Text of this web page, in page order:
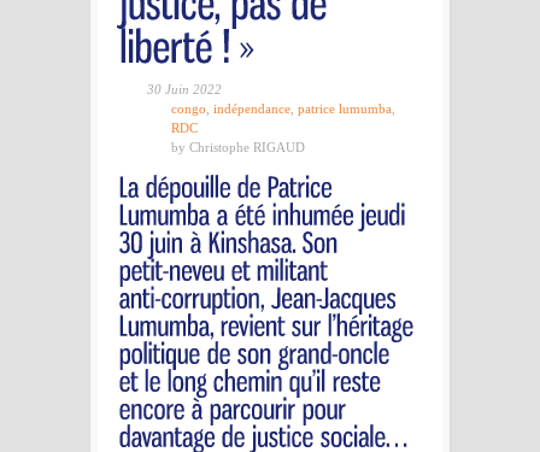
30 Juin 2022
congo indépendance patrice lumumba
RDC
by Christophe RIGAUD